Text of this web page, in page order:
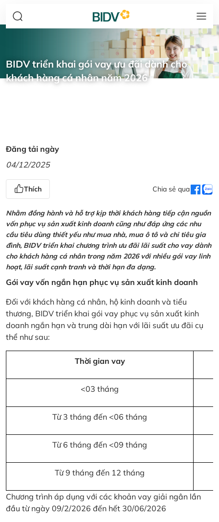
BIDV triển khai gói vay ưu đãi dành cho
khách hàng cá nhân năm 2026
Đăng tải ngày
04/12/2025
Thích Chia sẻ qua
Nhằm đồng hành và hỗ trợ kịp thời khách hàng tiếp cận nguồn
vốn phục vụ sản xuất kinh doanh cũng như đáp ứng các nhu
cầu tiêu dùng thiết yếu như mua nhà, mua ô tô và chi tiêu gia
đình, BIDV triển khai chương trình ưu đãi lãi suất cho vay dành
cho khách hàng cá nhân trong năm 2026 với nhiều gói vay linh
hoạt, lãi suất cạnh tranh và thời hạn đa dạng.
Gói vay vốn ngắn hạn phục vụ sản xuất kinh doanh
Đối với khách hàng cá nhân, hộ kinh doanh và tiểu
thương, BIDV triển khai gói vay phục vụ sản xuất kinh
doanh ngắn hạn và trung dài hạn với lãi suất ưu đãi cụ
thể như sau:
Thời gian vay
<03 tháng
Từ 3 tháng đến <06 tháng
Từ 6 tháng đến <09 tháng
Từ 9 tháng đến 12 tháng
Chương trình áp dụng với các khoản vay giải ngân lần
đầu từ ngày 09/2/2026 đến hết 30/06/2026